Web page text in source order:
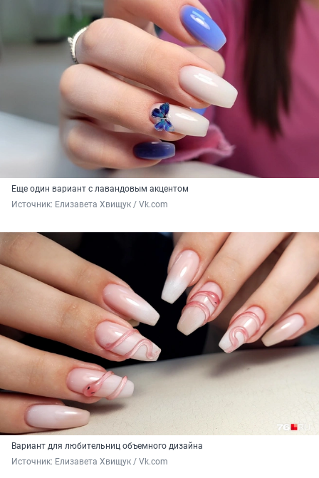
Еще один вариант с лавандовым акцентом
Источник: Елизавета Хвищук / Vk.com
Вариант для любительниц объемного дизайна
Источник: Елизавета Хвищук / Vk.com